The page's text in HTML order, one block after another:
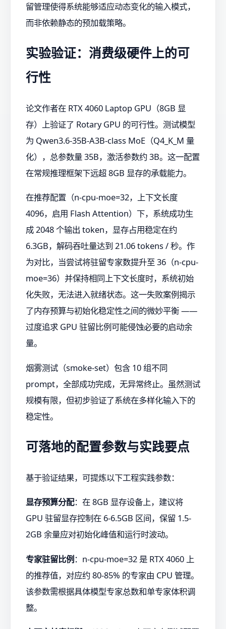
留管理使得系统能够适应动态变化的输入模式，
而非依赖静态的预加载策略。
实验验证：消费级硬件上的可
行性
论文作者在 RTX 4060 Laptop GPU（8GB 显
存）上验证了 Rotary GPU 的可行性。测试模型
为 Qwen3.6-35B-A3B-class MoE（Q4_K_M 量
化），总参数量 35B，激活参数约 3B。这一配置
在常规推理框架下远超 8GB 显存的承载能力。
在推荐配置（n-cpu-moe=32，上下文长度
4096，启用 Flash Attention）下，系统成功生
成 2048 个输出 token，显存占用稳定在约
6.3GB，解码吞吐量达到 21.06 tokens / 秒。作
为对比，当尝试将驻留专家数提升至 36（n-cpu-
moe=36）并保持相同上下文长度时，系统初始
化失败，无法进入就绪状态。这一失败案例揭示
了内存预算与初始化稳定性之间的微妙平衡 ——
过度追求 GPU 驻留比例可能侵蚀必要的启动余
量。
烟雾测试（smoke-set）包含 10 组不同
prompt，全部成功完成，无异常终止。虽然测试
规模有限，但初步验证了系统在多样化输入下的
稳定性。
可落地的配置参数与实践要点
基于验证结果，可提炼以下工程实践参数：
显存预算分配：在 8GB 显存设备上，建议将
GPU 驻留显存控制在 6-6.5GB 区间，保留 1.5-
2GB 余量应对初始化峰值和运行时波动。
专家驻留比例：n-cpu-moe=32 是 RTX 4060 上
的推荐值，对应约 80-85% 的专家由 CPU 管理。
该参数需根据具体模型专家总数和单专家体积调
整。